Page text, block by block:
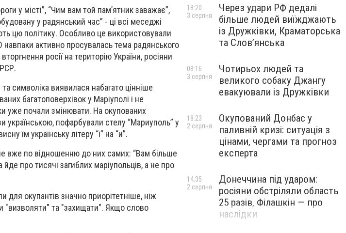
у місті”, “Чим вам той пам’ятник заважає”,
у радянський час” - ці всі меседжі
цю політику. Особливо це використовували
навпаки активно просувалась тема радянського
росії на територію України, росіяни
символіка виявилася набагато цінніше
багатоповерхівок у Маріуполі і не
уже почали змінювати. На окупованих
пофарбували стелу “Мариуполь” у
їм українську літеру “і” на “и”.
вже по відношенню до них самих: “Вам більше
про тисячі загиблих маріупольців, а не про
для окупантів значно приорітетніше, ніж
"визволяти" та "захищати". Якщо слово
Через удари РФ дедалі
більше людей виїжджають
із Дружківки, Краматорська
та Слов’янська
18:20
3 серпня
Чотирьох людей та
великого собаку Джангу
евакуювали із Дружківки
08:16
3 серпня
Окупований Донбас у
паливній кризі: ситуація з
цінами, чергами та прогноз
експерта
18:23
2 серпня
Донеччина під ударом:
росіяни обстріляли область
25 разів, Філашкін — про
наслідки
14:35
2 серпня